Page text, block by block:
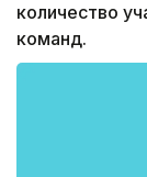
количество
команд.